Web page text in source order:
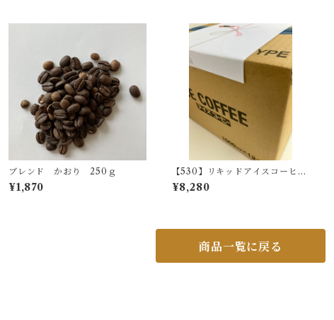
ブレンド かおり 250ｇ
¥1,870
【530】リキッドアイスコーヒ
ー 12本
¥8,280
商品一覧に戻る